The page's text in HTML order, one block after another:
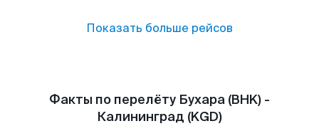
Показать больше рейсов
Факты по перелёту Бухара (BHK) -
Калининград (KGD)